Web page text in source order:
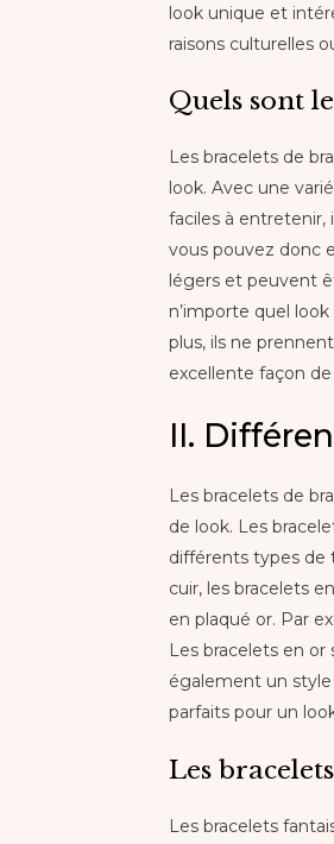
look unique et
raisons culturelles
Quels sont
Les bracelets de
look. Avec une
faciles à entretenir,
vous pouvez donc
légers et peuvent
n’importe quel
plus, ils ne
excellente façon
II.
Les bracelets de
de look. Les
différents types de
cuir, les bracelets
en plaqué or. Par
Les bracelets en
également un
parfaits pour un
Les
Les bracelets